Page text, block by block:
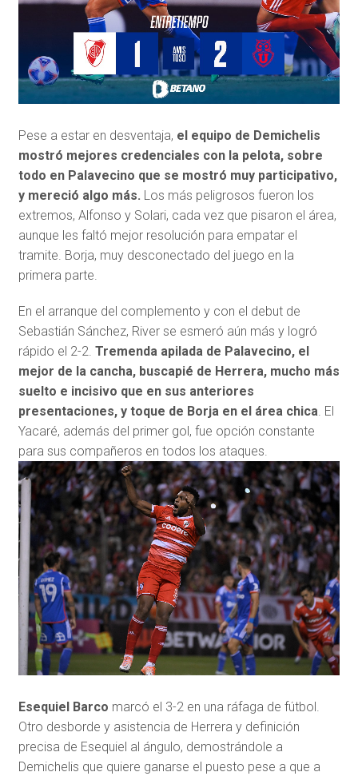
Pese a estar en desventaja, el equipo de Demichelis
mostró mejores credenciales con la pelota, sobre
todo en Palavecino que se mostró muy participativo,
y mereció algo más. Los más peligrosos fueron los
extremos, Alfonso y Solari, cada vez que pisaron el área,
aunque les faltó mejor resolución para empatar el
tramite. Borja, muy desconectado del juego en la
primera parte.
En el arranque del complemento y con el debut de
Sebastián Sánchez, River se esmeró aún más y logró
rápido el 2-2. Tremenda apilada de Palavecino, el
mejor de la cancha, buscapié de Herrera, mucho más
suelto e incisivo que en sus anteriores
presentaciones, y toque de Borja en el área chica . El
Yacaré, además del primer gol, fue opción constante
para sus compañeros en todos los ataques.
Esequiel Barco marcó el 3-2 en una ráfaga de fútbol.
Otro desborde y asistencia de Herrera y definición
precisa de Esequiel al ángulo, demostrándole a
Demichelis que quiere ganarse el puesto pese a que a